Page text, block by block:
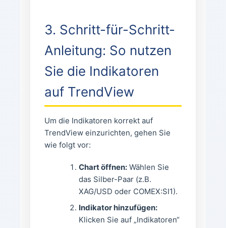
3. Schritt-für-Schritt-
Anleitung: So nutzen
Sie die Indikatoren
auf TrendView
Um die Indikatoren korrekt auf
TrendView einzurichten, gehen Sie
wie folgt vor:
Chart öffnen: Wählen Sie
das Silber-Paar (z.B.
XAG/USD oder COMEX:SI1).
Indikator hinzufügen:
Klicken Sie auf „Indikatoren“